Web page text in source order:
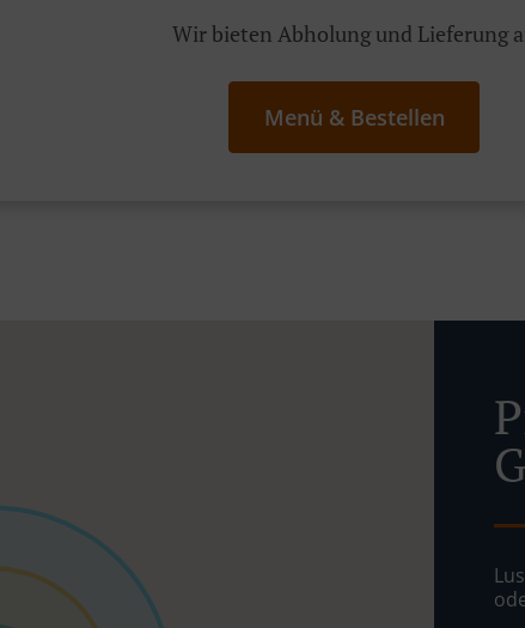
Wir bieten Abholung und Lieferung
Menü & Bestellen